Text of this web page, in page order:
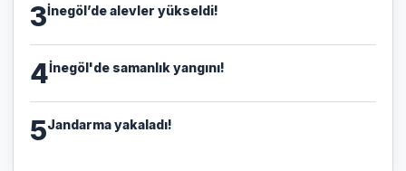
3İnegöl’de alevler yükseldi!
4İnegöl'de samanlık yangını!
5Jandarma yakaladı!